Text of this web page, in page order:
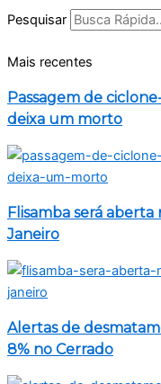
Pesquisar
Mais recentes
Passagem de
deixa um morto
Flisamba será
Janeiro
Alertas de
8% no Cerrado